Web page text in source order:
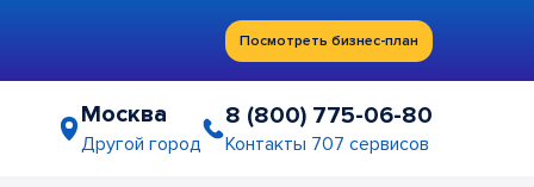
Посмотреть бизнес-план
Москва
Другой город
8 (800) 775-06-80
Контакты 707 сервисов